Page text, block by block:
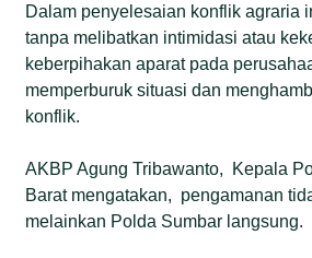
Dalam penyelesaian konflik agraria
tanpa melibatkan intimidasi atau
keberpihakan aparat pada
memperburuk situasi dan
konflik.
AKBP Agung Tribawanto, Kepala
Barat mengatakan, pengamanan
melainkan Polda Sumbar langsung.